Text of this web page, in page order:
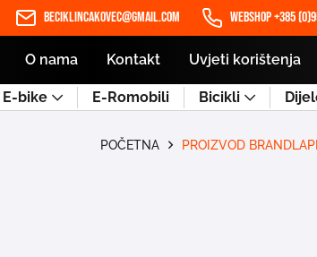
beciklincakovec@gmail.com WEBSHOP +385
O nama Kontakt Uvjeti korištenja
E-bike E-Romobili Bicikli
POČETNA PROIZVOD